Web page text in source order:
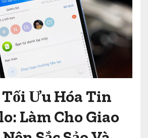
Ưu Hóa Tin
Làm Cho Giao